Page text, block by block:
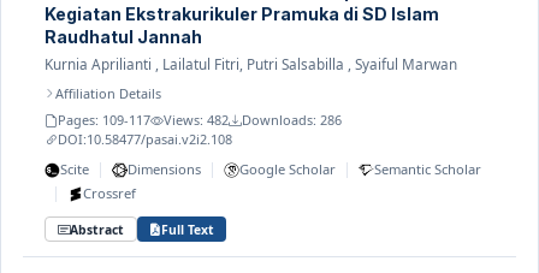
Kegiatan Ekstrakurikuler Pramuka di SD Islam
Raudhatul Jannah
Kurnia Aprilianti , Lailatul Fitri, Putri Salsabilla , Syaiful Marwan
Affiliation Details
Pages: 109-117
Views: 482
Downloads: 286
DOI:10.58477/pasai.v2i2.108
Scite | Dimensions | Google Scholar | Semantic Scholar
| Crossref
Abstract Full Text